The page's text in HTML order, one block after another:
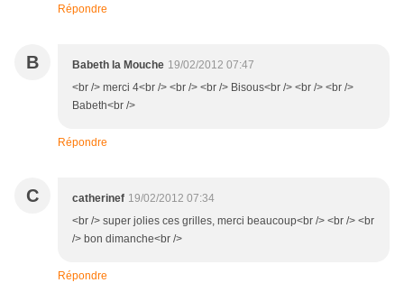
Répondre
B Babeth la Mouche 19/02/2012 07:47
<br /> merci 4<br /> <br /> <br /> Bisous<br /> <br /> <br />
Babeth<br />
Répondre
C catherinef 19/02/2012 07:34
<br /> super jolies ces grilles, merci beaucoup<br /> <br /> <br
/> bon dimanche<br />
Répondre